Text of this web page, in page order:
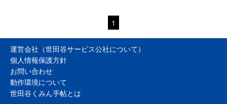
1
運営会社（世田谷サービス公社について）
個人情報保護方針
お問い合わせ
動作環境について
世田谷くみん手帖とは